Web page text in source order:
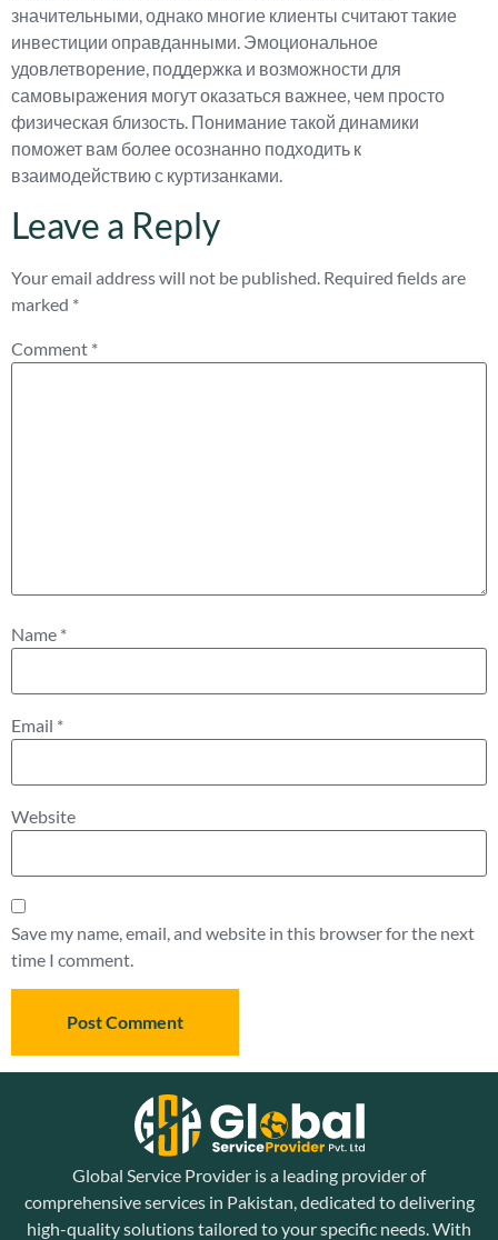
значительными, однако многие клиенты считают такие
инвестиции оправданными. Эмоциональное
удовлетворение, поддержка и возможности для
самовыражения могут оказаться важнее, чем просто
физическая близость. Понимание такой динамики
поможет вам более осознанно подходить к
взаимодействию с куртизанками.
Leave a Reply
Your email address will not be published. Required fields are
marked *
Comment *
Name *
Email *
Website
Save my name, email, and website in this browser for the next
time I comment.
Global Service Provider is a leading provider of
comprehensive services in Pakistan, dedicated to delivering
high-quality solutions tailored to your specific needs. With